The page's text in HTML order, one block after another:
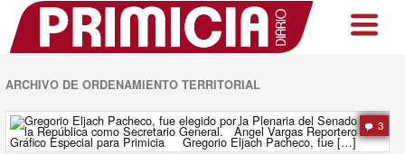
ARCHIVO DE ORDENAMIENTO TERRITORIAL
3